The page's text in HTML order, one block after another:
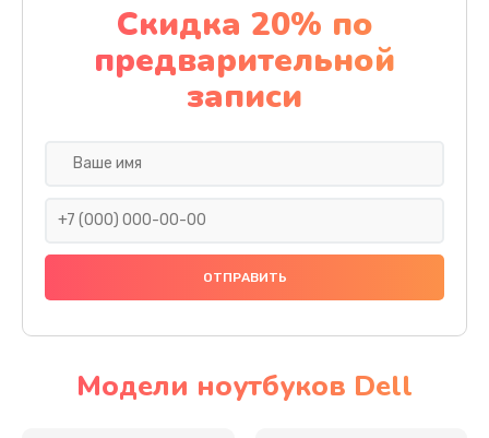
Восстановление данных
990 руб.
Заказать
Настройка ОС ноутбука Dell
Настройка BIOS
Скидка 20% по
предварительной
записи
Модели ноутбуков Dell